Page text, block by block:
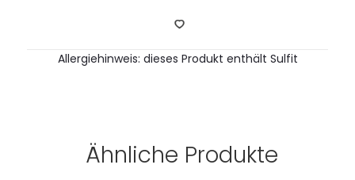
Allergiehinweis: dieses Produkt enthält Sulfit
Ähnliche Produkte